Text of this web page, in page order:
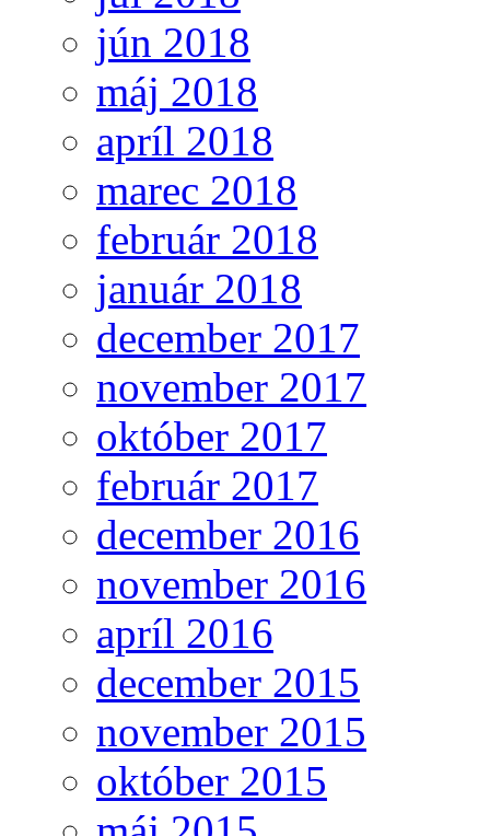
jún 2018
máj 2018
apríl 2018
marec 2018
február 2018
január 2018
december 2017
november 2017
október 2017
február 2017
december 2016
november 2016
apríl 2016
december 2015
november 2015
október 2015